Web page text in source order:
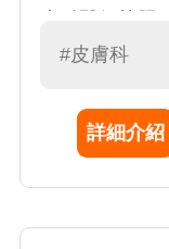
香港腳、體癬
性皮膚炎、癢
疾患、落髮疾
#皮膚科
詳細介紹